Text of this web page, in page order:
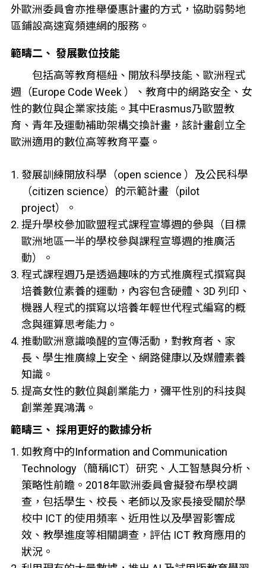
外歐洲委員會亦推舉優惠計畫的方式，協助弱勢地
區鋪設高速寬頻連網的服務。
範疇二、 發展數位技能
包括高等教育樞紐、開放科學技能、歐洲程式
週（Europe Code Week ）、教育中的網路安全、女
性的數位與企業家技能。其中Erasmus乃歐盟教
育、青年及運動補助架構交換計畫，該計畫創立全
歐洲適用的數位高等教育平臺。
發展訓練開放科學（open science ）及公民科學
（citizen science）的示範計畫（pilot
project）。
提升學校參加歐盟程式課程宣導週的參與（目標
歐洲地區一半的學校參與課程宣導週的推廣活
動）。
程式課程週乃是透過趣味的方式推廣程式撰寫與
培養數位素養的運動，內容包含硬體、3D 列印、
機器人程式的撰寫以培養年輕世代程式編寫的概
念與運算思考能力。
推動歐洲意識喚醒的宣傳活動，對教育者、家
長、學生推廣線上安全、網路健康以及媒體素養
知識。
提高女性的數位與創業能力，彌平性別的科技與
創業差異鴻溝。
範疇三、 採用更好的數據分析
如教育中的Information and Communication
Technology（簡稱ICT）研究、人工智慧與分析、
策略性前瞻。2018年歐洲委員會擬發布學校調
查，包括學生、校長、老師以及家長接受關於學
校中 ICT 的使用頻率、近用性以及學習影響成
效、教學進度等相關調查，評估 ICT 教育應用的
狀況。